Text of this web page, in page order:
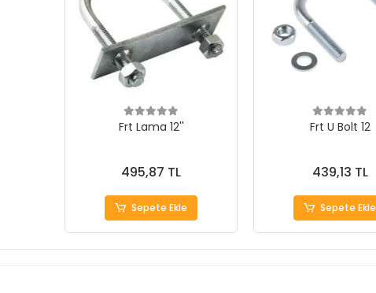
Frt Lama 12''
495,87 TL
Sepete Ekle
Frt U Bolt 12
439,13 TL
Sepete Ekle